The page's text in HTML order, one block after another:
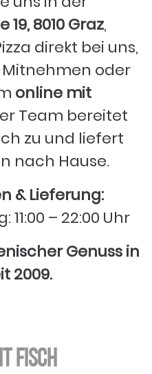
8010 Graz,
direkt bei uns,
Mitnehmen oder
online mit
Team bereitet
zu und liefert
nach Hause.
& Lieferung:
– 22:00 Uhr
Genuss in
2009.
Fisch